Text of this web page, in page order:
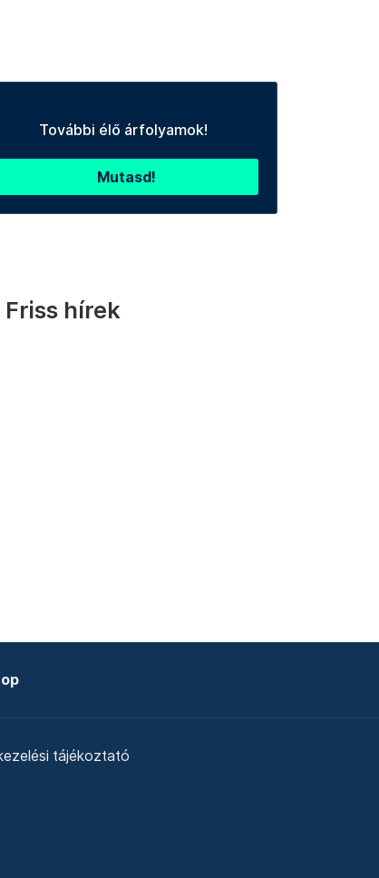
További élő árfolyamok!
Mutasd!
Friss hírek
tájékoztató